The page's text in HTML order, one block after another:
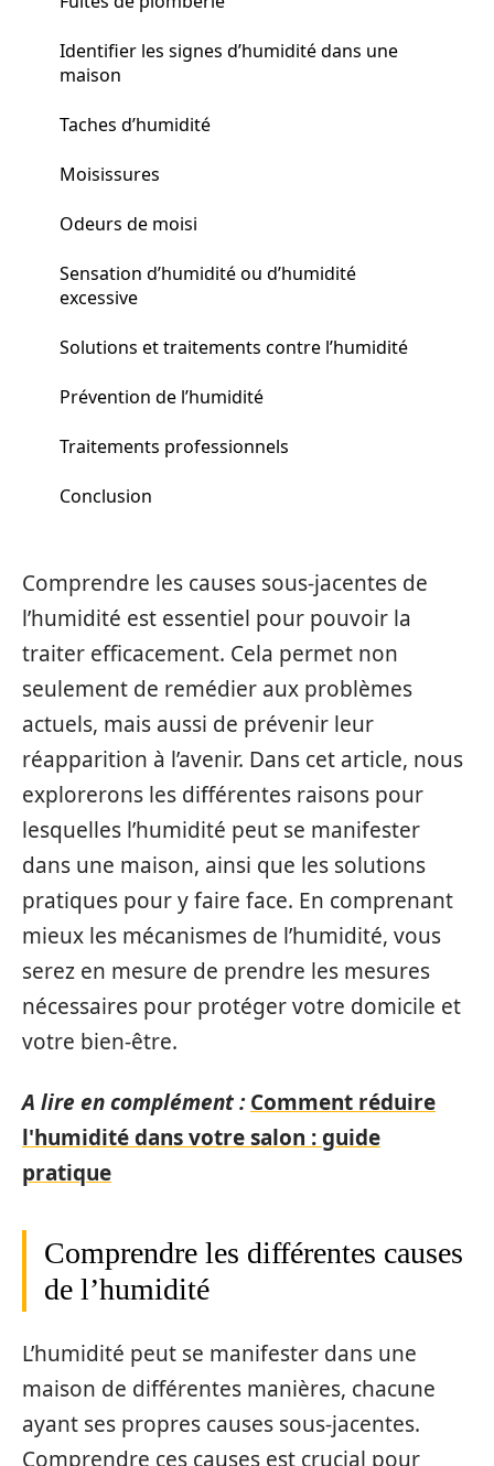
Identifier les signes d’humidité dans une
maison
Taches d’humidité
Moisissures
Odeurs de moisi
Sensation d’humidité ou d’humidité
excessive
Solutions et traitements contre l’humidité
Prévention de l’humidité
Traitements professionnels
Conclusion
Comprendre les causes sous-jacentes de
l’humidité est essentiel pour pouvoir la
traiter efficacement. Cela permet non
seulement de remédier aux problèmes
actuels, mais aussi de prévenir leur
réapparition à l’avenir. Dans cet article, nous
explorerons les différentes raisons pour
lesquelles l’humidité peut se manifester
dans une maison, ainsi que les solutions
pratiques pour y faire face. En comprenant
mieux les mécanismes de l’humidité, vous
serez en mesure de prendre les mesures
nécessaires pour protéger votre domicile et
votre bien-être.
A lire en complément : Comment réduire
l'humidité dans votre salon : guide
pratique
Comprendre les différentes causes
de l’humidité
L’humidité peut se manifester dans une
maison de différentes manières, chacune
ayant ses propres causes sous-jacentes.
Comprendre ces causes est crucial pour